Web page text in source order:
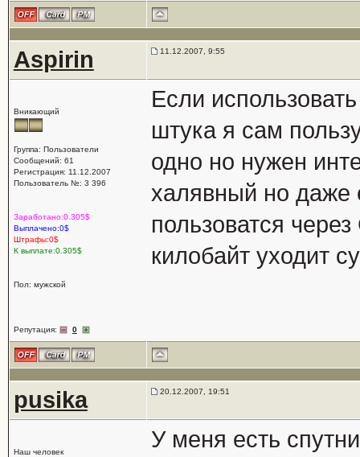
Aspirin 11.12.2007, 9:55
Вникающий
Группа: Пользователи
Сообщений: 61
Регистрация: 11.12.2007
Пользователь №: 3 396
Заработано:0.305$
Выплачено:0$
Штрафы:0$
К выплате:0.305$
Пол: мужской
Репутация: 0
Если
штука я сам
одно но нужен
халявный но даже
пользоватся
килобайт уходит
pusika 20.12.2007, 19:51
Наш человек
У меня есть